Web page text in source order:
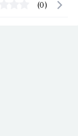
(0)